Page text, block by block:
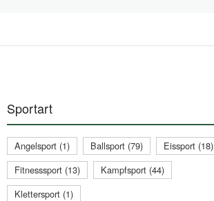
Sportart
Angelsport (1) Ballsport (79)
Eissport (18)
Fitnesssport (13)
Kampfsport (44)
Klettersport (1)